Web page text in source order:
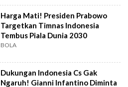
Harga Mati! Presiden Prabowo
Targetkan Timnas Indonesia
Tembus Piala Dunia 2030
BOLA
Dukungan Indonesia Cs Gak
Ngaruh! Gianni Infantino Diminta